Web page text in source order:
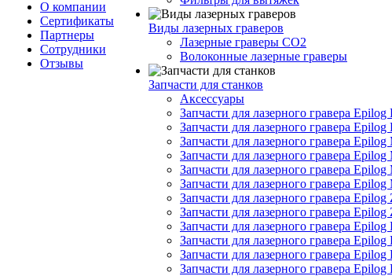
О компании
Сертификаты
Партнеры
Сотрудники
Отзывы
Виды лазерных граверов
Лазерные граверы СО2
Волоконные лазерные граверы
Запчасти для станков
Аксессуары
Запчасти для лазерного гравера
Запчасти для лазерного гравера
Запчасти для лазерного гравера
Запчасти для лазерного гравера
Запчасти для лазерного гравера
Запчасти для лазерного гравера
Запчасти для лазерного гравера Epilog
Запчасти для лазерного гравера Epilog
Запчасти для лазерного гравера
Запчасти для лазерного гравера Epilog
Запчасти для лазерного гравера
Запчасти для лазерного гравера